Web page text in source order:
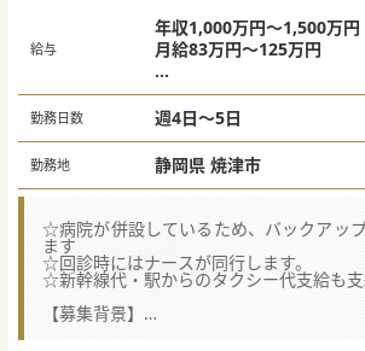
給与
年収1,000万円～1,500万円
月給83万円～125万円
週4日：1,000～1,200万円
週5日：1,200～1,500万円
勤務日数 週4日～5日
勤務地 静岡県 焼津市
☆病院が併設しているため、バックアッ
ます
☆回診時にはナースが同行します。
☆新幹線代・駅からのタクシー代支給も
【募集背景】
■静岡県や神奈川県を中心に複数の医療